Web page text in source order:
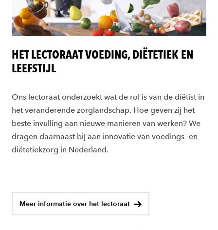
HET LECTORAAT VOEDING, DIËTETIEK EN
LEEFSTIJL
Ons lectoraat onderzoekt wat de rol is van de diëtist in
het veranderende zorglandschap. Hoe geven zij het
beste invulling aan nieuwe manieren van werken? We
dragen daarnaast bij aan innovatie van voedings- en
diëtetiekzorg in Nederland.
Meer informatie over het lectoraat